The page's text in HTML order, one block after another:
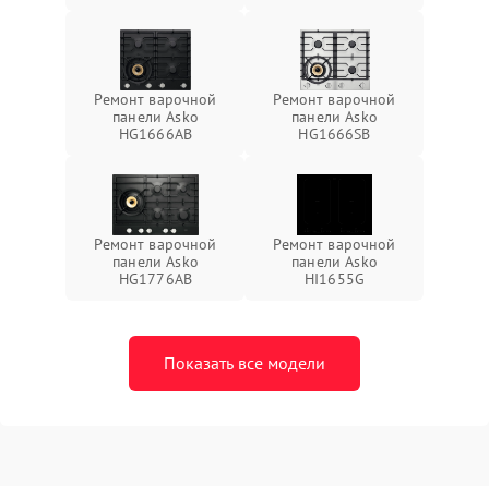
Ремонт варочной
панели Asko
HG1666AB
Ремонт варочной
панели Asko
HG1666SB
Ремонт варочной
панели Asko
HG1776AB
Ремонт варочной
панели Asko
HI1655G
Показать все модели